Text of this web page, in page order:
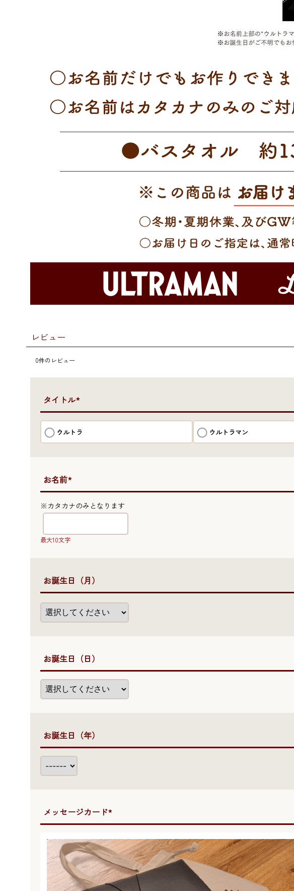
レビュー
0件のレビュー
●タイトル*
ウルトラ ウルトラマン
※カタカナのみとなります
●お名前*
最大10文字
●お誕生日（月）
●お誕生日（日）
●お誕生日（年）
●メッセージカード*